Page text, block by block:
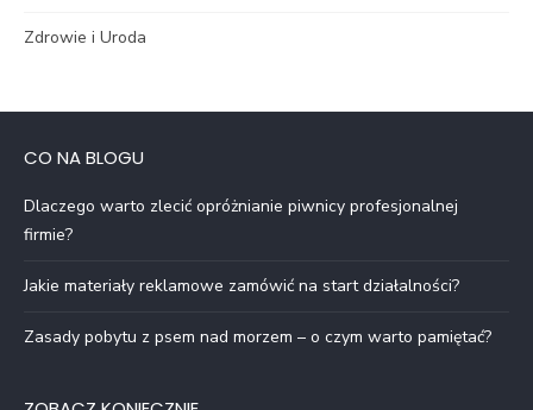
Zdrowie i Uroda
CO NA BLOGU
Dlaczego warto zlecić opróżnianie piwnicy profesjonalnej
firmie?
Jakie materiały reklamowe zamówić na start działalności?
Zasady pobytu z psem nad morzem – o czym warto pamiętać?